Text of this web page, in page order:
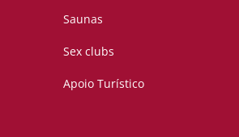
Saunas
Sex clubs
Apoio Turístico